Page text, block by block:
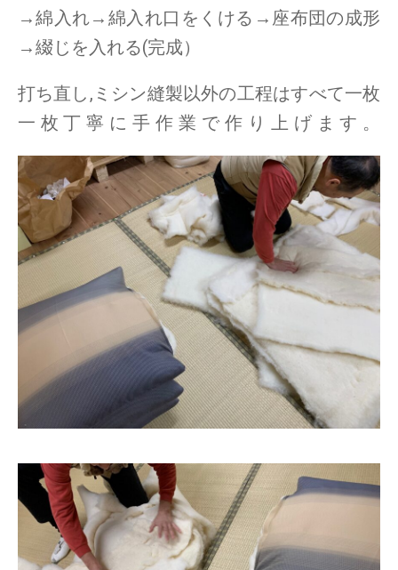
→綿入れ→綿入れ口をくける→座布団の成形
→綴じを入れる(完成）
打ち直し,ミシン縫製以外の工程はすべて一枚
一枚丁寧に手作業で作り上げます。